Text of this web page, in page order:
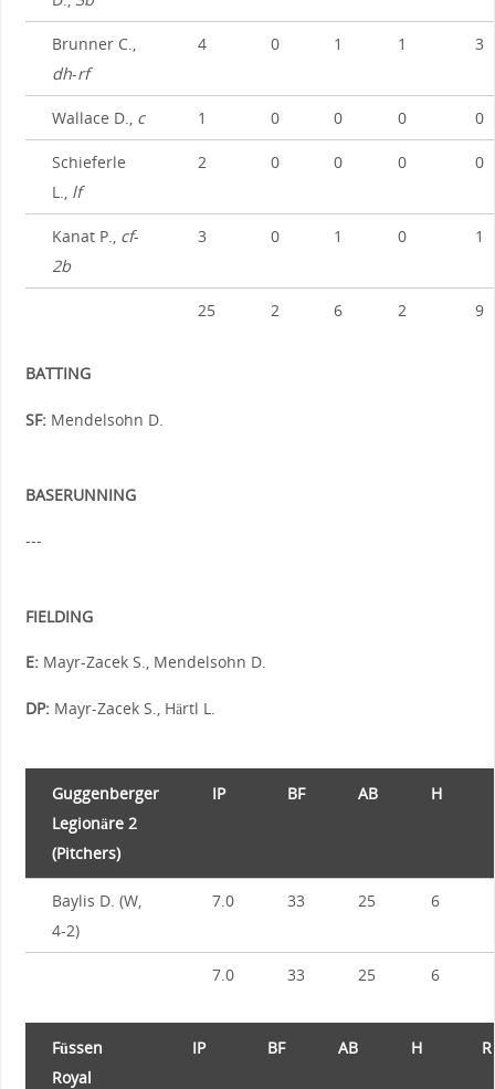
Brunner C.,
dh-rf
4 0 1 1 3
Wallace D., c 1 0 0 0 0
Schieferle
L., lf
2 0 0 0 0
Kanat P., cf-
2b
3 0 1 0 1
25 2 6 2 9
BATTING
SF:Mendelsohn D.
BASERUNNING
---
FIELDING
E:Mayr-Zacek S., Mendelsohn D.
DP:Mayr-Zacek S., Härtl L.
Guggenberger
Legionäre 2
(Pitchers)
IP BF AB H
Baylis D. (W,
4-2)
7.0 33 25 6
7.0 33 25 6
Füssen
Royal
IP BF AB H R